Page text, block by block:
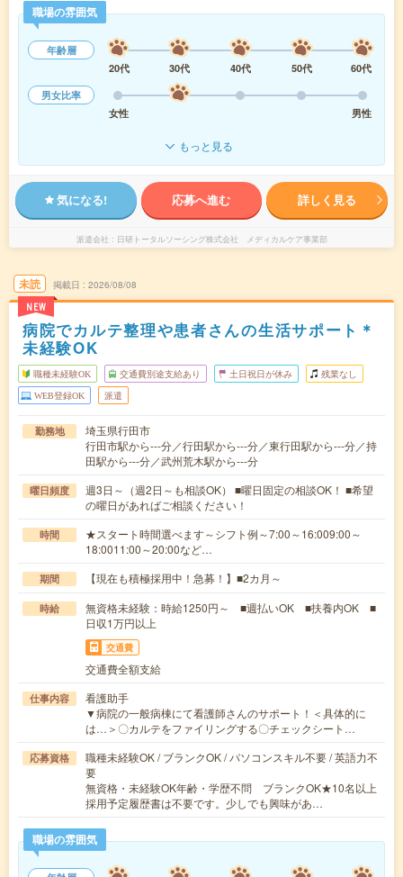
職場の雰囲気
年齢層
20代
30代 40代 50代
60代
男女比率
女性
男性
もっと見る
気になる! 応募へ進む 詳しく見る
派遣会社 日研トータルソーシング株式会社 メディカルケア事業部
未読
NEW
掲載日 2026/08/08
病院でカルテ整理や患者さんの生活サポート＊
未経験OK
職種未経験OK 交通費別途支給あり 土日祝日が休み 残業なし
WEB登録OK 派遣
勤務地
埼玉県行田市
行田市駅から---分／行田駅から---分／東行田駅から---分／持
田駅から---分／武州荒木駅から---分
曜日頻度
週3日～（週2日～も相談OK） ■曜日固定の相談OK！ ■希望
の曜日があればご相談ください！
時間
★スタート時間選べます～シフト例～7:00～16:009:00～
18:0011:00～20:00など…
期間 【現在も積極採用中！急募！】■2カ月～
時給
無資格未経験：時給1250円～ ■週払いOK ■扶養内OK ■
日収1万円以上
交通費
交通費全額支給
仕事内容
看護助手
▼病院の一般病棟にて看護師さんのサポート！＜具体的に
は…＞〇カルテをファイリングする〇チェックシート…
応募資格
職種未経験OK / ブランクOK / パソコンスキル不要 / 英語力不
要
無資格・未経験OK年齢・学歴不問 ブランクOK★10名以上
採用予定履歴書は不要です。少しでも興味があ…
職場の雰囲気